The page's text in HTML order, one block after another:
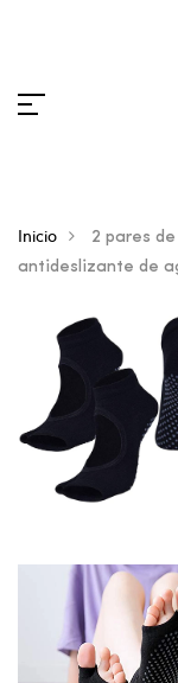
Inicio
2 pares
antideslizante de